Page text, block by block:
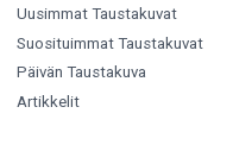
Uusimmat Taustakuvat
Suosituimmat Taustakuvat
Päivän Taustakuva
Artikkelit